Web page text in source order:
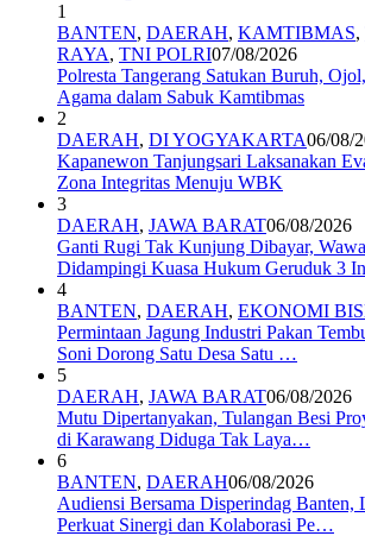
1
BANTEN, DAERAH, KAMTIBMAS,
RAYA, TNI POLRI07/08/2026
Polresta Tangerang Satukan Buruh,
Agama dalam Sabuk Kamtibmas
2
DAERAH, DI YOGYAKARTA06/08/
Kapanewon Tanjungsari Laksanakan
Zona Integritas Menuju WBK
3
DAERAH, JAWA BARAT06/08/2026
Ganti Rugi Tak Kunjung Dibayar,
Didampingi Kuasa Hukum Geruduk 3
4
BANTEN, DAERAH, EKONOMI
Permintaan Jagung Industri Pakan
Soni Dorong Satu Desa Satu …
5
DAERAH, JAWA BARAT06/08/2026
Mutu Dipertanyakan, Tulangan Besi
di Karawang Diduga Tak Laya…
6
BANTEN, DAERAH06/08/2026
Audiensi Bersama Disperindag
Perkuat Sinergi dan Kolaborasi Pe…